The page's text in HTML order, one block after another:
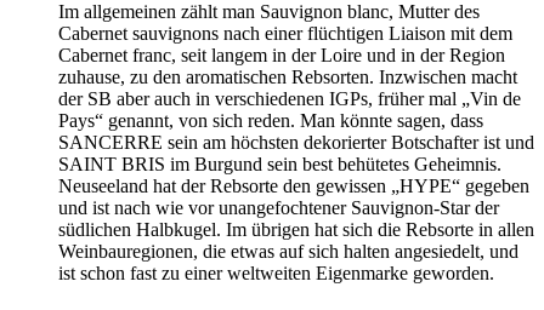
Im allgemeinen zählt man Sauvignon blanc, Mutter des
Cabernet sauvignons nach einer flüchtigen Liaison mit dem
Cabernet franc, seit langem in der Loire und in der Region
zuhause, zu den aromatischen Rebsorten. Inzwischen macht
der SB aber auch in verschiedenen IGPs, früher mal „Vin de
Pays“ genannt, von sich reden. Man könnte sagen, dass
SANCERRE sein am höchsten dekorierter Botschafter ist und
SAINT BRIS im Burgund sein best behütetes Geheimnis.
Neuseeland hat der Rebsorte den gewissen „HYPE“ gegeben
und ist nach wie vor unangefochtener Sauvignon-Star der
südlichen Halbkugel. Im übrigen hat sich die Rebsorte in allen
Weinbauregionen, die etwas auf sich halten angesiedelt, und
ist schon fast zu einer weltweiten Eigenmarke geworden.